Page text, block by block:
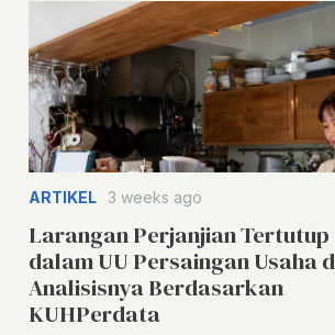
ARTIKEL 3 weeks ago
Larangan Perjanjian Tertutup
dalam UU Persaingan Usaha
Analisisnya Berdasarkan
KUHPerdata